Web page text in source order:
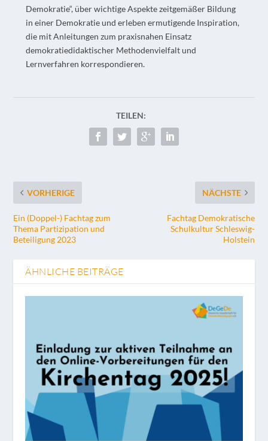
Demokratie“, über wichtige Aspekte zeitgemäßer Bildung
in einer Demokratie und erleben ermutigende Inspiration,
die mit Anleitungen zum praxisnahen Einsatz
demokratiedidaktischer Methodenvielfalt und
Lernverfahren korrespondieren.
TEILEN:
VORHERIGE
Ein (Doppel-) Fachtag zum
Thema Partizipation und
Beteiligung 2023
NÄCHSTE
Fachtag Demokratische
Schulkultur Schleswig-
Holstein
ÄHNLICHE BEITRÄGE